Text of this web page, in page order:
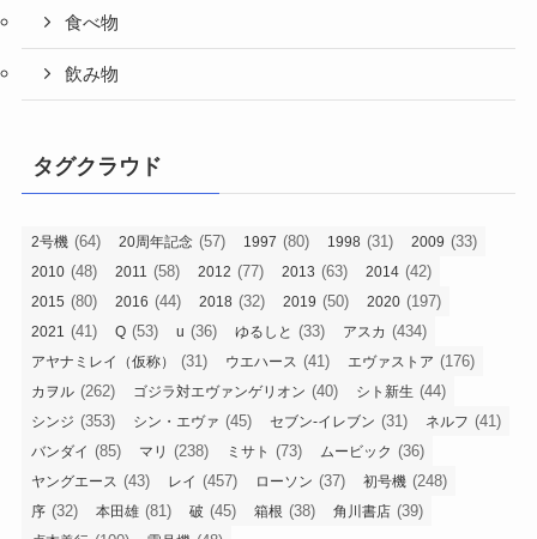
食べ物
飲み物
タグクラウド
2号機 (64) 20周年記念 (57) 1997 (80) 1998 (31) 2009 (33)
2010 (48) 2011 (58) 2012 (77) 2013 (63) 2014 (42)
2015 (80) 2016 (44) 2018 (32) 2019 (50) 2020 (197)
2021 (41) Q (53) u (36) ゆるしと (33) アスカ (434)
アヤナミレイ（仮称） (31) ウエハース (41) エヴァストア (176)
カヲル (262) ゴジラ対エヴァンゲリオン (40) シト新生 (44)
シンジ (353) シン・エヴァ (45) セブン-イレブン (31) ネルフ (41)
バンダイ (85) マリ (238) ミサト (73) ムービック (36)
ヤングエース (43) レイ (457) ローソン (37) 初号機 (248)
序 (32) 本田雄 (81) 破 (45) 箱根 (38) 角川書店 (39)